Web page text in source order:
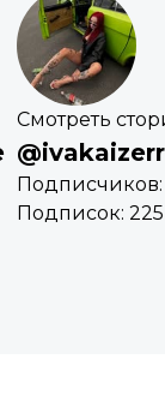
Смотреть
Подписчиков:
Подписок: 225